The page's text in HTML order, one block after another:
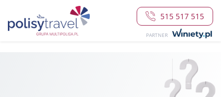
515 517 515
PARTNER